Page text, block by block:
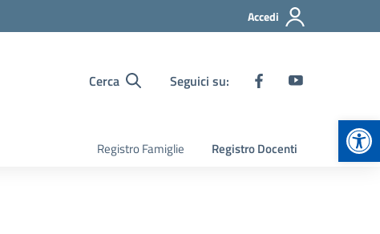
Accedi
Cerca Seguici su:
Registro Famiglie Registro Docenti